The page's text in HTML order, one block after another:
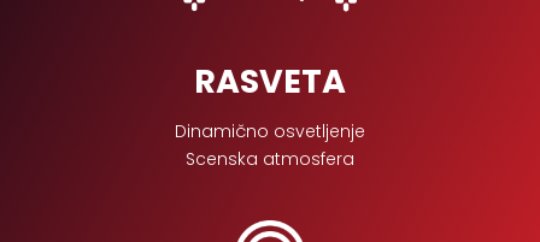
RASVETA
Dinamično osvetljenje
Scenska atmosfera